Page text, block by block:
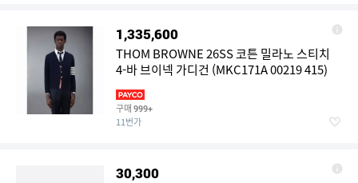
1,335,600
THOM BROWNE 26SS 코튼 밀라노 스티치
4-바 브이넥 가디건 (MKC171A 00219 415)
구매 999+
11번가
30,300